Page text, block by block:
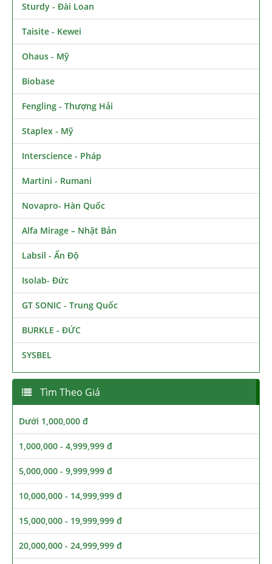
Sturdy - Đài Loan
Taisite - Kewei
Ohaus - Mỹ
Biobase
Fengling - Thượng Hải
Staplex - Mỹ
Interscience - Pháp
Martini - Rumani
Novapro- Hàn Quốc
Alfa Mirage – Nhật Bản
Labsil - Ấn Độ
Isolab- Đức
GT SONIC - Trung Quốc
BURKLE - ĐỨC
SYSBEL
Tìm Theo Giá
Dưới 1,000,000 đ
1,000,000 - 4,999,999 đ
5,000,000 - 9,999,999 đ
10,000,000 - 14,999,999 đ
15,000,000 - 19,999,999 đ
20,000,000 - 24,999,999 đ